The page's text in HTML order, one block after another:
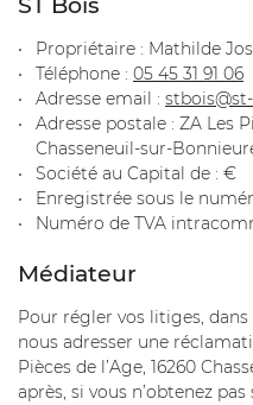
 Rafraîchir le captcha
En cochant cette case, vous
commerciales à l'adresse email
Propriétaire : Mathilde
Téléphone : 05 45 31 91 06
Adresse email :
Adresse postale : ZA Les
Chasseneuil-sur-
Société au Capital de : €
Enregistrée sous le
Numéro de TVA
Médiateur
Pour régler vos litiges,
nous adresser une
Pièces de l’Age, 16260
après, si vous n’obtenez